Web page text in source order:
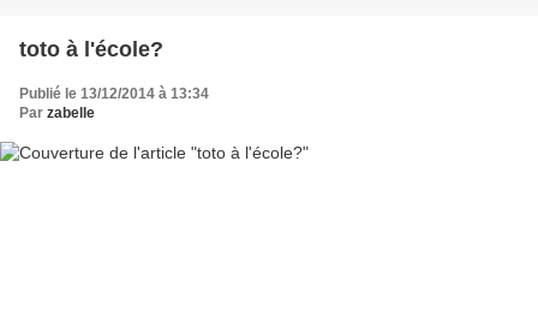
toto à l'école?
Publié le 13/12/2014 à 13:34
Par zabelle